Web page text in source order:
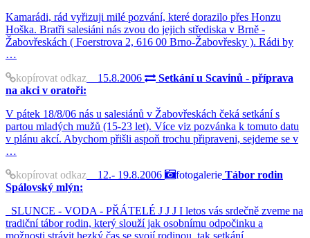
Kamarádi, rád vyřizuji milé pozvání, které dorazilo přes Honzu
Hoška. Bratři salesiáni nás zvou do jejich střediska v Brně -
Žabovřeskách ( Foerstrova 2, 616 00 Brno-Žabovřesky ). Rádi by
…
kopírovat odkaz 15.8.2006
Setkání u Scavinů - příprava
na akci v oratoři:
V pátek 18/8/06 nás u salesiánů v Žabovřeskách čeká setkání s
partou mladých mužů (15-23 let). Více viz pozvánka k tomuto datu
v plánu akcí. Abychom přišli aspoň trochu připraveni, sejdeme se v
…
kopírovat odkaz 12.- 19.8.2006 fotogalerie Tábor rodin
Spálovský mlýn:
SLUNCE - VODA - PŘÁTELÉ J J J I letos vás srdečně zveme na
tradiční tábor rodin, který slouží jak osobnímu odpočinku a
možnosti strávit hezký čas se svojí rodinou, tak setkání …